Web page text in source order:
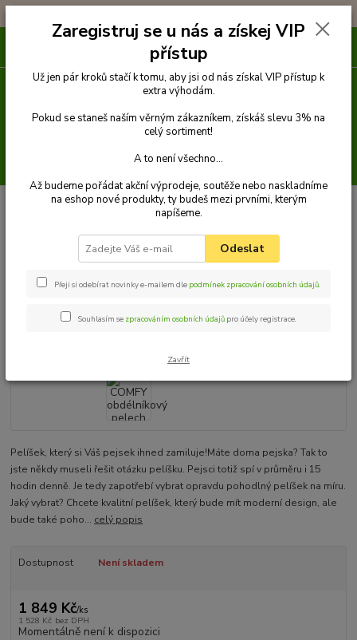
Pelechy
COMFY obdélníkový pelech pro psa, smaragdový (zeleno-
COMFY obdélníkový pelech pro
psa, smaragdový (zeleno-modrý)
Pelíšek, který si Váš pejsek ihned zamiluje!Máte doma pejska? Tak to
jste někdy museli řešit otázku pelíšku. Pejsci totiž spí v průměru i 15
hodin denně. Je tedy zapotřebí vybrat opravdu pohodlný pelíšek na míru.
Jaký vybrat? Chcete kvalitní pelíšek, který bude mít moderní design, ale
bude také poho... celý popis
Dostupnost Není skladem
1 849 Kč/ks
1 528 Kč bez DPH
Momentálně není k dispozici
Zaregistruj se u nás a získej VIP
přístup
Už jen pár kroků stačí k tomu, aby jsi od nás získal VIP přístup k
extra výhodám.
Pokud se staneš naším věrným zákazníkem, získáš slevu 3% na
celý sortiment!
A to není všechno...
Až budeme pořádat akční výprodeje, soutěže nebo naskladníme
na eshop nové produkty, ty budeš mezi prvními, kterým
napíšeme.
Odeslat
Přeji si odebírat novinky e-mailem dle podmínek zpracování osobních údajů.
Souhlasím se zpracováním osobních údajů pro účely registrace.
Zavřít